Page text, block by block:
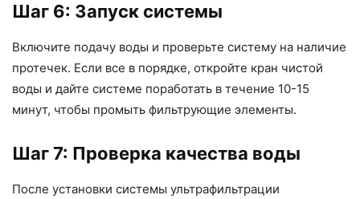
Шаг 6: Запуск системы
Включите подачу воды и проверьте систему на наличие
протечек. Если все в порядке, откройте кран чистой
воды и дайте системе поработать в течение 10-15
минут, чтобы промыть фильтрующие элементы.
Шаг 7: Проверка качества воды
После установки системы ультрафильтрации